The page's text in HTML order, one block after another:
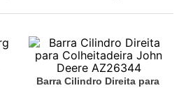
Barra Cilindro Direita para